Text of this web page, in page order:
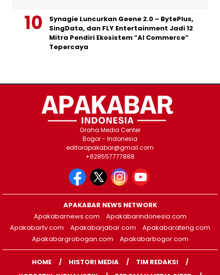
Synagie Luncurkan Geene 2.0 – BytePlus,
SingData, dan FLY Entertainment Jadi 12
Mitra Pendiri Ekosistem “AI Commerce”
Tepercaya
Graha Media Center
Bogor - Indonesia
editorapakabar@gmail.com
+628557777888
APAKABAR NEWS NETWORK
Apakabarnews.com
Apakabarindonesia.com
Apakabartv.com
Apakabarjabar.com
Apakabarateng.com
Apakabargrobogan.com
Apakabarbogor.com
HOME HISTORI MEDIA
TIM REDAKSI